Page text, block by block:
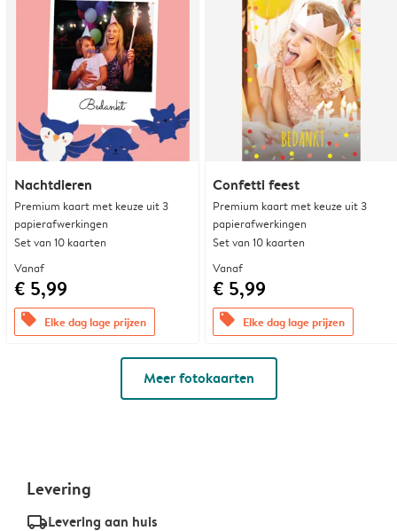
Nachtdieren
Premium kaart met keuze uit 3
papierafwerkingen
Set van 10 kaarten
Vanaf
€ 5,99
offers Elke dag lage prijzen
Confetti feest
Premium kaart met keuze uit 3
papierafwerkingen
Set van 10 kaarten
Vanaf
€ 5,99
offers Elke dag lage prijzen
Meer fotokaarten
Levering
delivery_standard_v2Levering aan huis